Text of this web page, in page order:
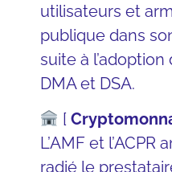
utilisateurs et
publique dans
suite à
DMA et DSA.
[
L’AMF et l’ACPR
radié le